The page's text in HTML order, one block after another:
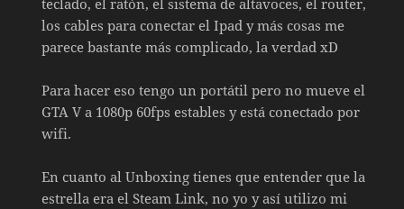
los cables para conectar el Ipad y más cosas me
parece bastante más complicado, la verdad xD
Para hacer eso tengo un portátil pero no mueve el
GTA V a 1080p 60fps estables y está conectado por
wifi.
En cuanto al Unboxing tienes que entender que la
estrella era el Steam Link, no yo y así utilizo mi